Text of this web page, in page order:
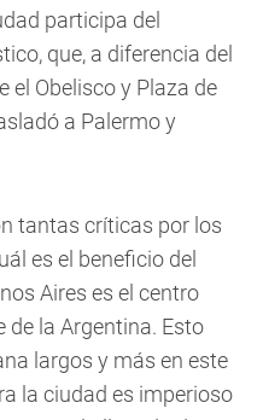
participa del
que, a diferencia del
el Obelisco y Plaza de
a Palermo y
tantas críticas por los
es el beneficio del
Aires es el centro
la Argentina. Esto
largos y más en este
la ciudad es imperioso